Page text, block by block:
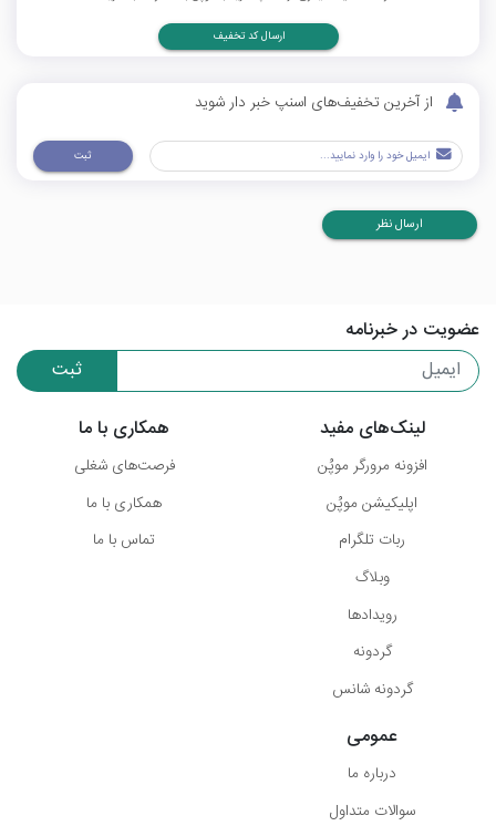
ارسال کد تخفیف
از آخرین تخفیف‌های اسنپ خبر دار شوید
ثبت
ارسال نظر
عضویت در خبرنامه
ثبت
لینک‌های مفید
افزونه مرورگر موپُن
اپلیکیشن موپُن
ربات تلگرام
وبلاگ
رویدادها
گردونه
گردونه شانس
همکاری با ما
فرصت‌های شغلی
همکاری با ما
تماس با ما
عمومی
درباره ما
سوالات متداول